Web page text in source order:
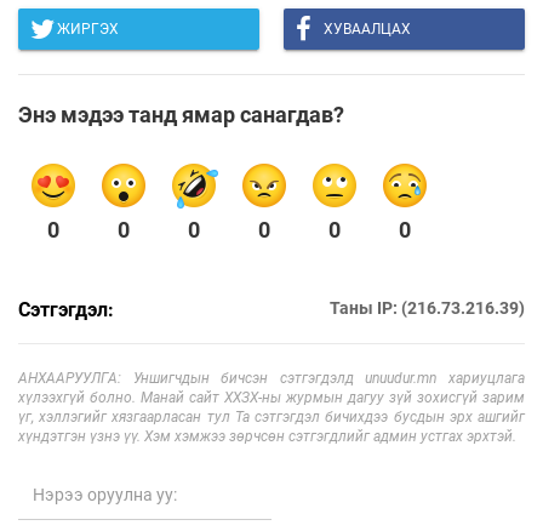
ЖИРГЭХ ХУВААЛЦАХ
Энэ мэдээ танд ямар санагдав?
0 0 0 0 0 0
Сэтгэгдэл: Таны IP: (216.73.216.39)
АНХААРУУЛГА: Уншигчдын бичсэн сэтгэгдэлд unuudur.mn хариуцлага
хүлээхгүй болно. Манай сайт ХХЗХ-ны журмын дагуу зүй зохисгүй зарим
үг, хэллэгийг хязгаарласан тул Та сэтгэгдэл бичихдээ бусдын эрх ашгийг
хүндэтгэн үзнэ үү. Хэм хэмжээ зөрчсөн сэтгэгдлийг админ устгах эрхтэй.